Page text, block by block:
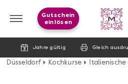
Jahre gültig Gleich
Gutschein
einlösen
Düsseldorf Kochkurse